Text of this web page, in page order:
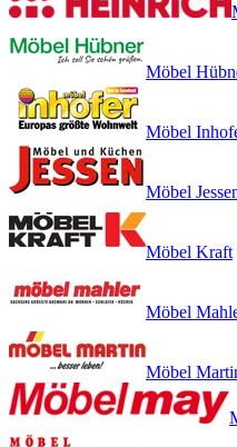
Möbel
Möbel
Möbel
Möbel Kraft
Möbel
Möbel